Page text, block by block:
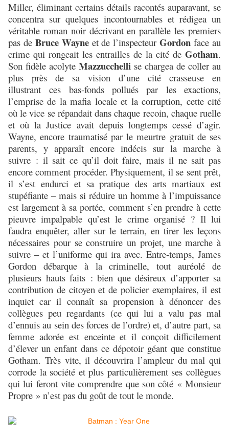
Miller, éliminant certains détails racontés auparavant, se
concentra sur quelques incontournables et rédigea un
véritable roman noir décrivant en parallèle les premiers
pas de Bruce Wayneet de l’inspecteurGordonface au
crime qui rongeait les entrailles de la cité de Gotham.
Son fidèle acolyte Mazzucchelli se chargea de coller au
plus près de sa vision d’une cité crasseuse en
illustrant ces bas-fonds pollués par les exactions,
l’emprise de la mafia locale et la corruption, cette cité
où le vice se répandait dans chaque recoin, chaque ruelle
et où la Justice avait depuis longtemps cessé d’agir.
Wayne, encore traumatisé par le meurtre gratuit de ses
parents, y apparaît encore indécis sur la marche à
suivre : il sait ce qu’il doit faire, mais il ne sait pas
encore comment procéder. Physiquement, il se sent prêt,
il s’est endurci et sa pratique des arts martiaux est
stupéfiante – mais si réduire un homme à l’impuissance
est largement à sa portée, comment s’en prendre à cette
pieuvre impalpable qu’est le crime organisé ? Il lui
faudra enquêter, aller sur le terrain, en tirer les leçons
nécessaires pour se construire un projet, une marche à
suivre – et l’uniforme qui ira avec. Entre-temps, James
Gordon débarque à la criminelle, tout auréolé de
plusieurs hauts faits : bien que désireux d’apporter sa
contribution de citoyen et de policier exemplaires, il est
inquiet car il connaît sa propension à dénoncer des
collègues peu regardants (ce qui lui a valu pas mal
d’ennuis au sein des forces de l’ordre) et, d’autre part, sa
femme adorée est enceinte et il conçoit difficilement
d’élever un enfant dans ce dépotoir géant que constitue
Gotham. Très vite, il découvrira l’ampleur du mal qui
corrode la société et plus particulièrement ses collègues
qui lui feront vite comprendre que son côté « Monsieur
Propre » n’est pas du goût de tout le monde.